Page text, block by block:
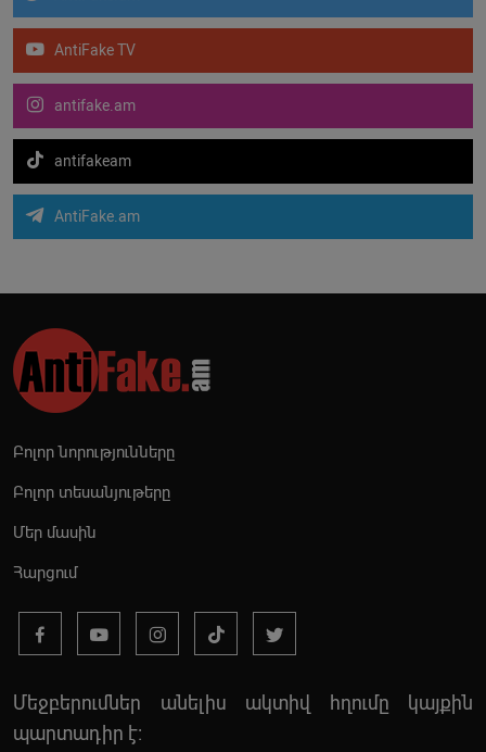
AntiFake TV
antifake.am
antifakeam
AntiFake.am
Բոլոր նորությունները
Բոլոր տեսանյութերը
Մեր մասին
Հարցում
Մեջբերումներ անելիս ակտիվ հղումը կայքին
պարտադիր է: